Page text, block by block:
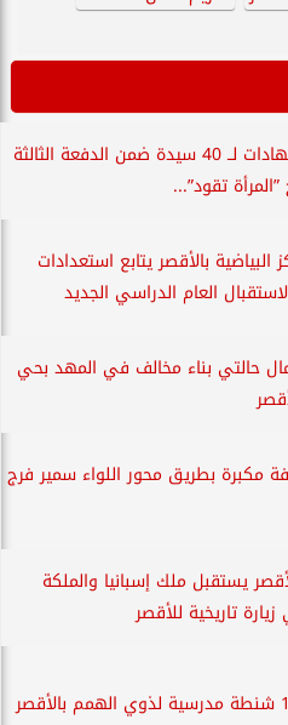
تسليم شهادات لــ 40 سيدة ضمن الدفعة الثالثة
تقود”...
بالأقصر يتابع استعدادات
العام الدراسي الجديد
حالتي بناء مخالف في المهد بحي
مكبرة بطريق محور اللواء سمير فرج
يستقبل ملك إسبانيا والملكة
زيارة تاريخية للأقصر